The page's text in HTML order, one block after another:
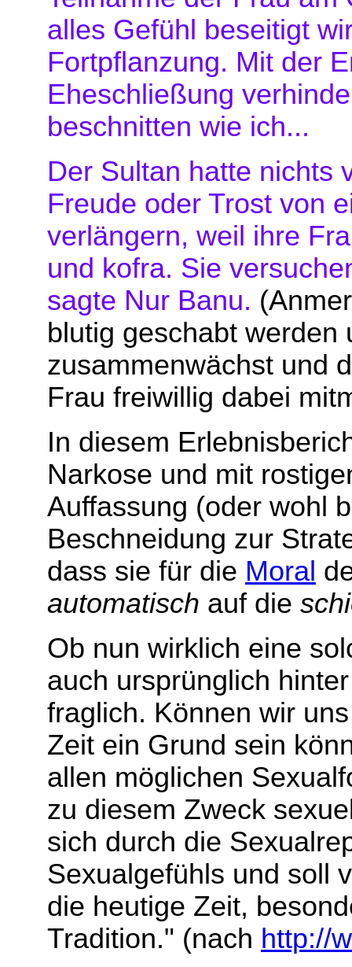
alles Gefühl beseitigt
Fortpflanzung. Mit der
Eheschließung
beschnitten wie ich...
Der Sultan hatte nichts
Freude oder Trost von
verlängern, weil ihre
und kofra. Sie
sagte Nur Banu.
blutig geschabt
zusammenwächst und
Frau freiwillig dabei
In diesem
Narkose und mit
Auffassung (oder wohl
Beschneidung zur
dass sie für die Moral
automatisch auf die
Ob nun wirklich eine
auch ursprünglich
fraglich. Können wir
Zeit ein Grund sein
allen möglichen
zu diesem Zweck
sich durch die
Sexualgefühls und soll
die heutige Zeit,
Tradition." (nach http://